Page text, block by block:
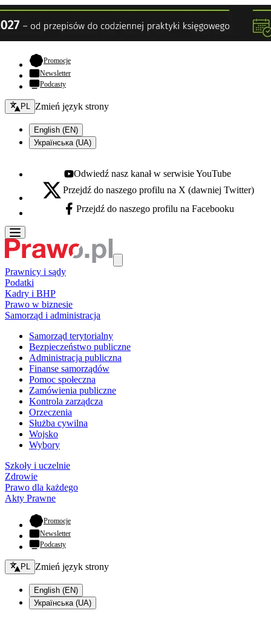
Promocje- otwiera się w nowej karcie
Newsletter
Podcasty
Zmień język - bieżący:
PL Zmień język strony
English (EN)
Українська (UA)
Youtube - otwiera się w nowej karcie
Odwiedź nasz kanał w serwisie YouTube
X - otwiera się w nowej karcie
Przejdź do naszego profilu na X (dawniej Twitter)
Facebook - otwiera się w nowej karcie
Przejdź do naszego profilu na Facebooku
Prawnicy i sądy
Podatki
Kadry i BHP
Prawo w biznesie
Samorząd i administracja
Samorząd terytorialny
Bezpieczeństwo publiczne
Administracja publiczna
Finanse samorządów
Pomoc społeczna
Zamówienia publiczne
Kontrola zarządcza
Orzeczenia
Służba cywilna
Wojsko
Wybory
Szkoły i uczelnie
Zdrowie
Prawo dla każdego
Akty Prawne
Promocje- otwiera się w nowej karcie
Newsletter
Podcasty
Zmień język - bieżący:
PL Zmień język strony
English (EN)
Українська (UA)